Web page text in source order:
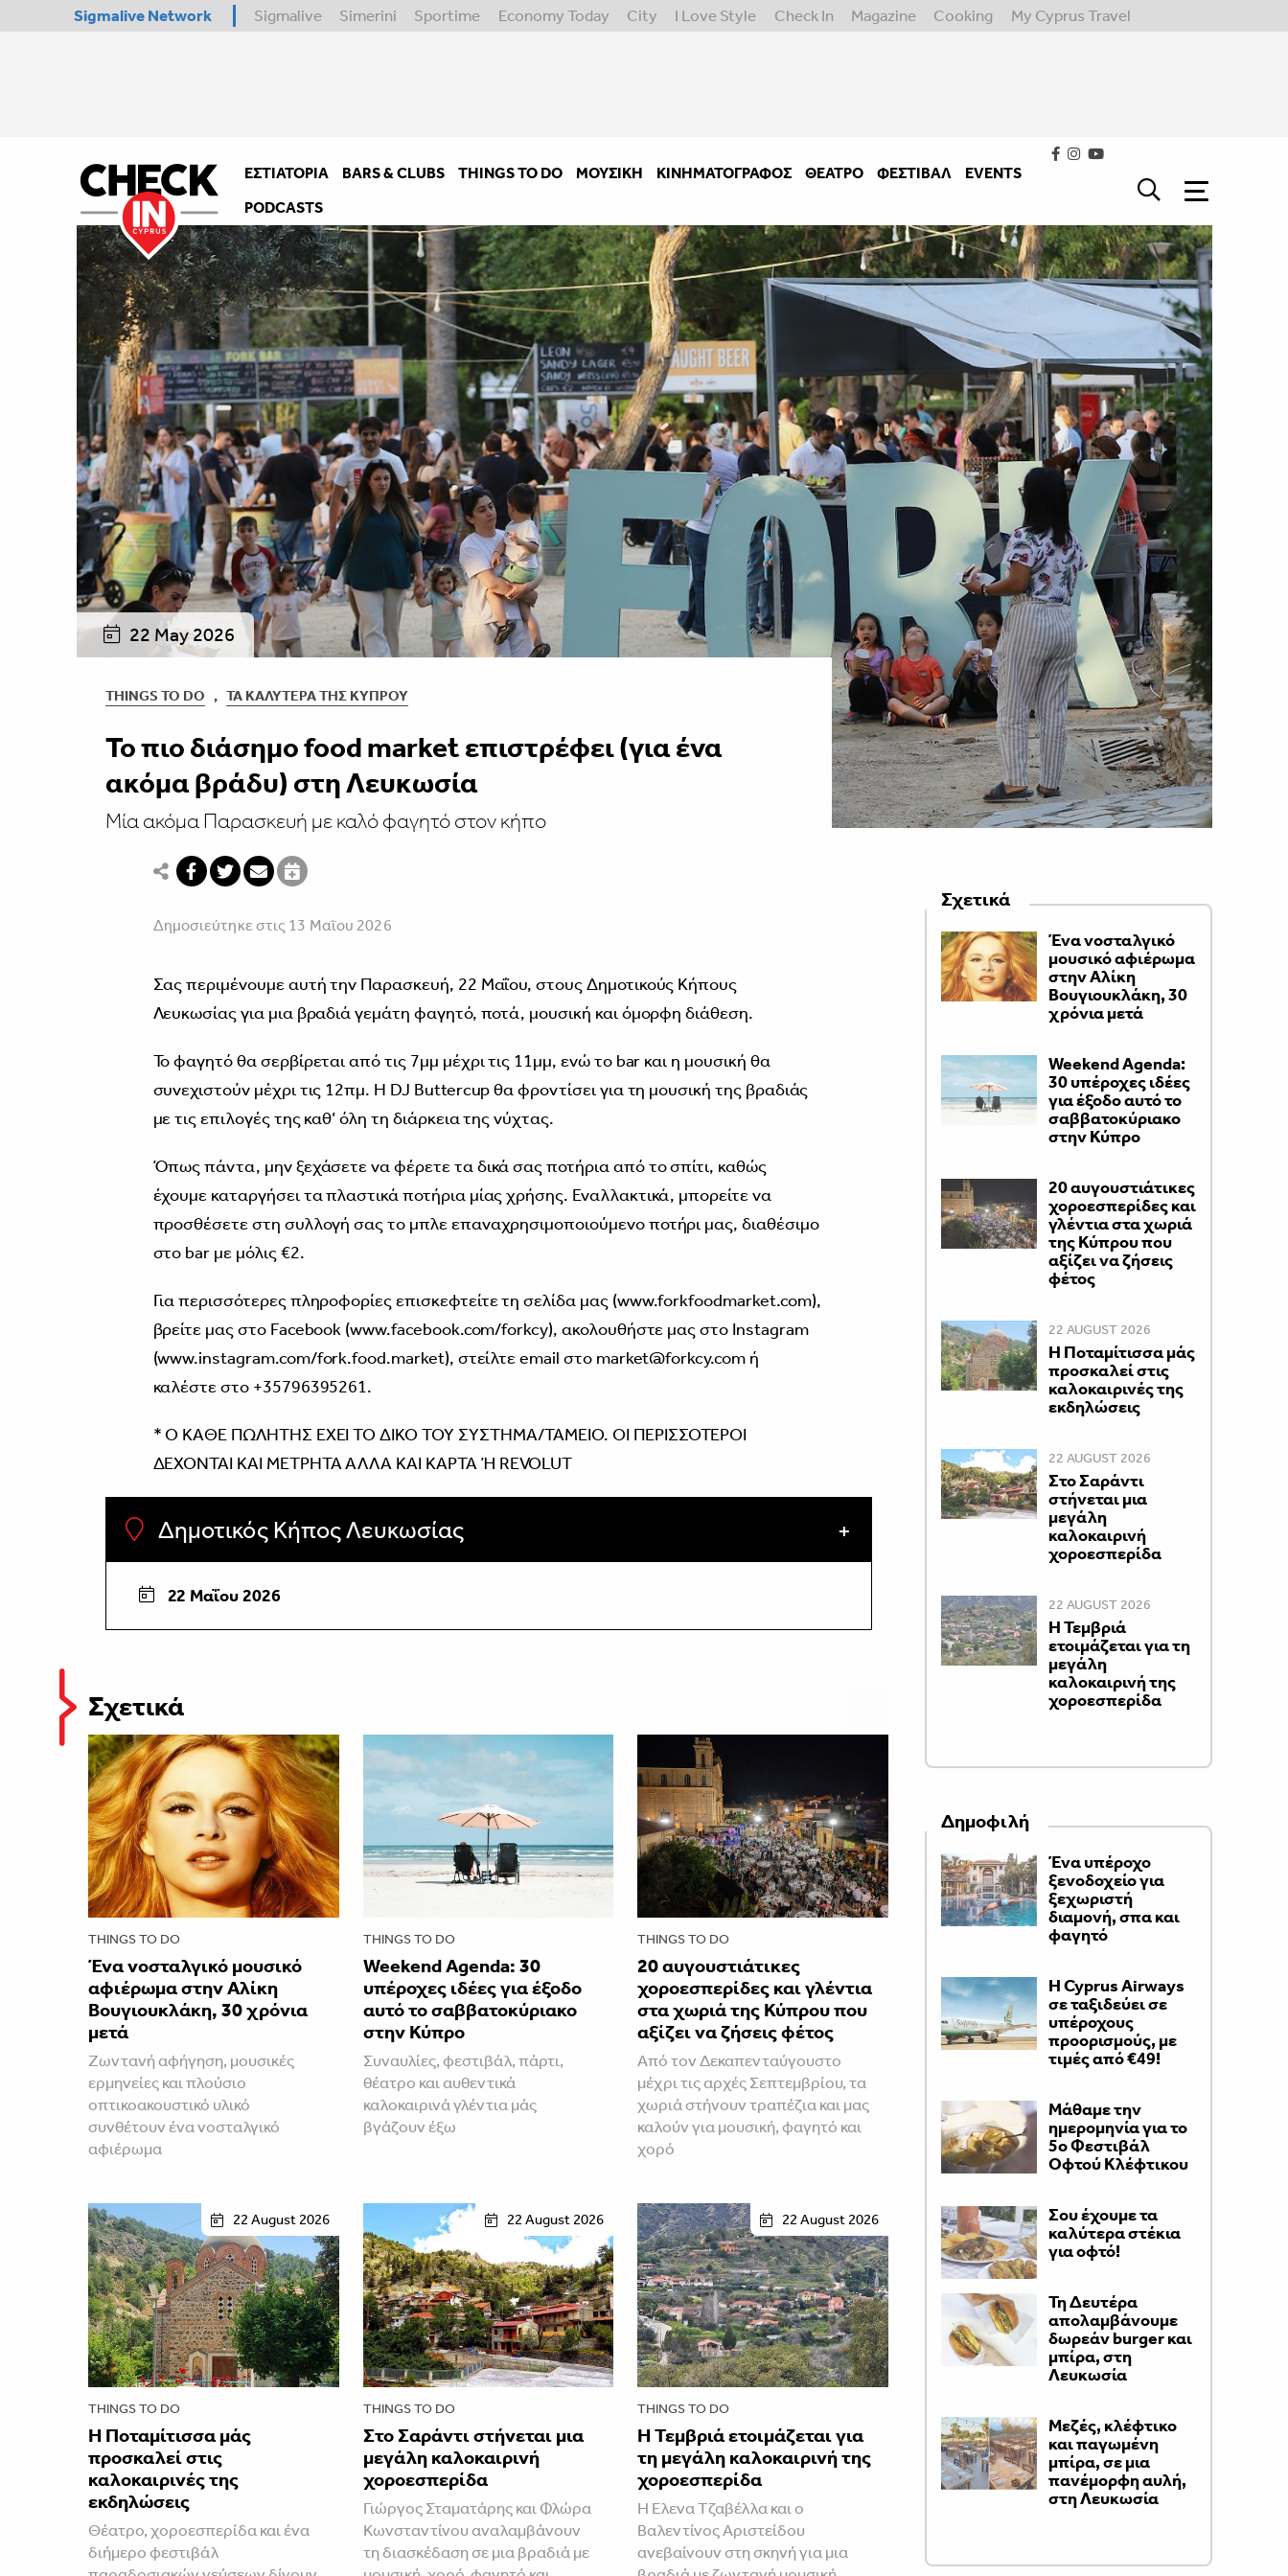
Sigmalive Network Sigmalive Simerini Sportime Economy Today City I Love Style Check In Magazine Cooking My Cyprus Travel
ΕΣΤΙΑΤΌΡΙΑ BARS & CLUBS THINGS TO DO ΜΟΥΣΙΚΉ ΚΙΝΗΜΑΤΟΓΡΆΦΟΣ ΘΈΑΤΡΟ ΦΕΣΤΙΒΑΛ
EVENTS
PODCASTS
22 May 2026
THINGS TO DO , ΤΑ ΚΑΛΎΤΕΡΑ ΤΗΣ ΚΎΠΡΟΥ
Το πιο διάσημο food market επιστρέφει (για ένα
ακόμα βράδυ) στη Λευκωσία
Μία ακόμα Παρασκευή με καλό φαγητό στον κήπο
Δημοσιεύτηκε στις 13 Μαΐου 2026
Σας περιμένουμε αυτή την Παρασκευή, 22 Μαΐου, στους Δημοτικούς Κήπους
Λευκωσίας για μια βραδιά γεμάτη φαγητό, ποτά, μουσική και όμορφη διάθεση.
Το φαγητό θα σερβίρεται από τις 7μμ μέχρι τις 11μμ, ενώ το bar και η μουσική θα
συνεχιστούν μέχρι τις 12πμ. Η DJ Buttercup θα φροντίσει για τη μουσική της βραδιάς
με τις επιλογές της καθ’ όλη τη διάρκεια της νύχτας.
Όπως πάντα, μην ξεχάσετε να φέρετε τα δικά σας ποτήρια από το σπίτι, καθώς
έχουμε καταργήσει τα πλαστικά ποτήρια μίας χρήσης. Εναλλακτικά, μπορείτε να
προσθέσετε στη συλλογή σας το μπλε επαναχρησιμοποιούμενο ποτήρι μας, διαθέσιμο
στο bar με μόλις €2.
Για περισσότερες πληροφορίες επισκεφτείτε τη σελίδα μας (www.forkfoodmarket.com),
βρείτε μας στο Facebook (www.facebook.com/forkcy), ακολουθήστε μας στο Instagram
(www.instagram.com/fork.food.market), στείλτε email στο market@forkcy.com ή
καλέστε στο +35796395261.
* Ο ΚΑΘΕ ΠΩΛΗΤΗΣ ΕΧΕΙ ΤΟ ΔΙΚΟ ΤΟΥ ΣΥΣΤΗΜΑ/ΤΑΜΕΙΟ. ΟΙ ΠΕΡΙΣΣΟΤΕΡΟΙ
ΔΕΧΟΝΤΑΙ ΚΑΙ ΜΕΤΡΗΤΑ ΑΛΛΑ ΚΑΙ ΚΑΡΤΑ Ή REVOLUT
Δημοτικός Κήπος Λευκωσίας
22 Μαΐου 2026
Σχετικά
THINGS TO DO
Ένα νοσταλγικό μουσικό
αφιέρωμα στην Αλίκη
Βουγιουκλάκη, 30 χρόνια
μετά
Ζωντανή αφήγηση, μουσικές
ερμηνείες και πλούσιο
οπτικοακουστικό υλικό
συνθέτουν ένα νοσταλγικό
αφιέρωμα
THINGS TO DO
Weekend Agenda: 30
υπέροχες ιδέες για έξοδο
αυτό το σαββατοκύριακο
στην Κύπρο
Συναυλίες, φεστιβάλ, πάρτι,
θέατρο και αυθεντικά
καλοκαιρινά γλέντια μάς
βγάζουν έξω
THINGS TO DO
20 αυγουστιάτικες
χοροεσπερίδες και γλέντια
στα χωριά της Κύπρου που
αξίζει να ζήσεις φέτος
Από τον Δεκαπενταύγουστο
μέχρι τις αρχές Σεπτεμβρίου, τα
χωριά στήνουν τραπέζια και μας
καλούν για μουσική, φαγητό και
χορό
22 August 2026
THINGS TO DO
Η Ποταμίτισσα μάς
προσκαλεί στις
καλοκαιρινές της
εκδηλώσεις
Θέατρο, χοροεσπερίδα και ένα
διήμερο φεστιβάλ
22 August 2026
THINGS TO DO
Στο Σαράντι στήνεται μια
μεγάλη καλοκαιρινή
χοροεσπερίδα
Γιώργος Σταματάρης και Φλώρα
Κωνσταντίνου αναλαμβάνουν
τη διασκέδαση σε μια βραδιά με
22 August 2026
THINGS TO DO
Η Τεμβριά ετοιμάζεται για
τη μεγάλη καλοκαιρινή της
χοροεσπερίδα
Η Έλενα Τζαβέλλα και ο
Βαλεντίνος Αριστείδου
ανεβαίνουν στη σκηνή για μια
Σχετικά
Ένα νοσταλγικό
μουσικό αφιέρωμα
στην Αλίκη
Βουγιουκλάκη, 30
χρόνια μετά
Weekend Agenda:
30 υπέροχες ιδέες
για έξοδο αυτό το
σαββατοκύριακο
στην Κύπρο
20 αυγουστιάτικες
χοροεσπερίδες και
γλέντια στα χωριά
της Κύπρου που
αξίζει να ζήσεις
φέτος
22 AUGUST 2026
Η Ποταμίτισσα μάς
προσκαλεί στις
καλοκαιρινές της
εκδηλώσεις
22 AUGUST 2026
Στο Σαράντι
στήνεται μια
μεγάλη
καλοκαιρινή
χοροεσπερίδα
22 AUGUST 2026
Η Τεμβριά
ετοιμάζεται για τη
μεγάλη
καλοκαιρινή της
χοροεσπερίδα
Δημοφιλή
Ένα υπέροχο
ξενοδοχείο για
ξεχωριστή
διαμονή, σπα και
φαγητό
H Cyprus Airways
σε ταξιδεύει σε
υπέροχους
προορισμούς, με
τιμές από €49!
Μάθαμε την
ημερομηνία για το
5ο Φεστιβάλ
Οφτού Κλέφτικου
Σου έχουμε τα
καλύτερα στέκια
για οφτό!
Τη Δευτέρα
απολαμβάνουμε
δωρεάν burger και
μπίρα, στη
Λευκωσία
Μεζές, κλέφτικο
και παγωμένη
μπίρα, σε μια
πανέμορφη αυλή,
στη Λευκωσία